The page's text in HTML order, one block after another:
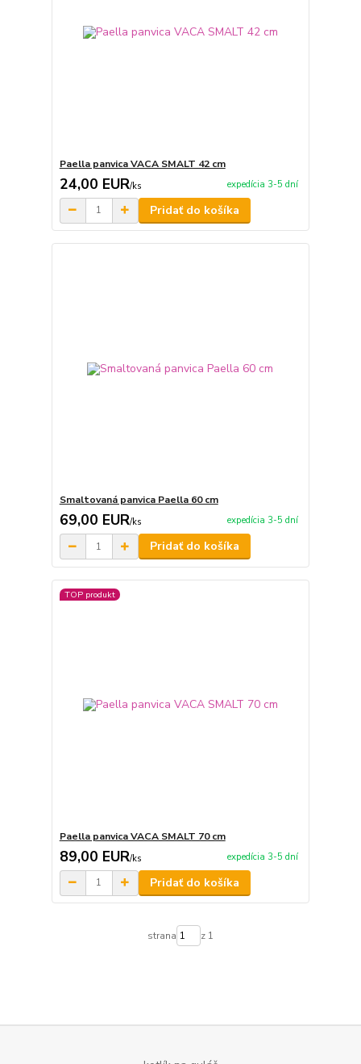
Paella panvica VACA SMALT 42 cm
24,00 EUR/ks expedícia 3-5 dní
Pridať do košíka
Smaltovaná panvica Paella 60 cm
69,00 EUR/ks expedícia 3-5 dní
Pridať do košíka
TOP produkt
Paella panvica VACA SMALT 70 cm
89,00 EUR/ks expedícia 3-5 dní
Pridať do košíka
strana z 1